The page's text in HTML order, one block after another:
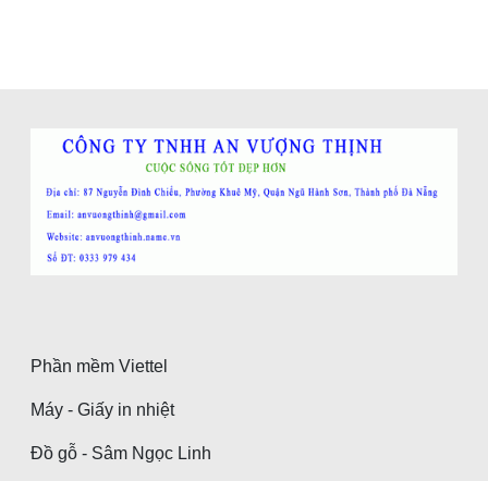
Phần mềm Viettel
Máy - Giấy in nhiệt
Đồ gỗ - Sâm Ngọc Linh